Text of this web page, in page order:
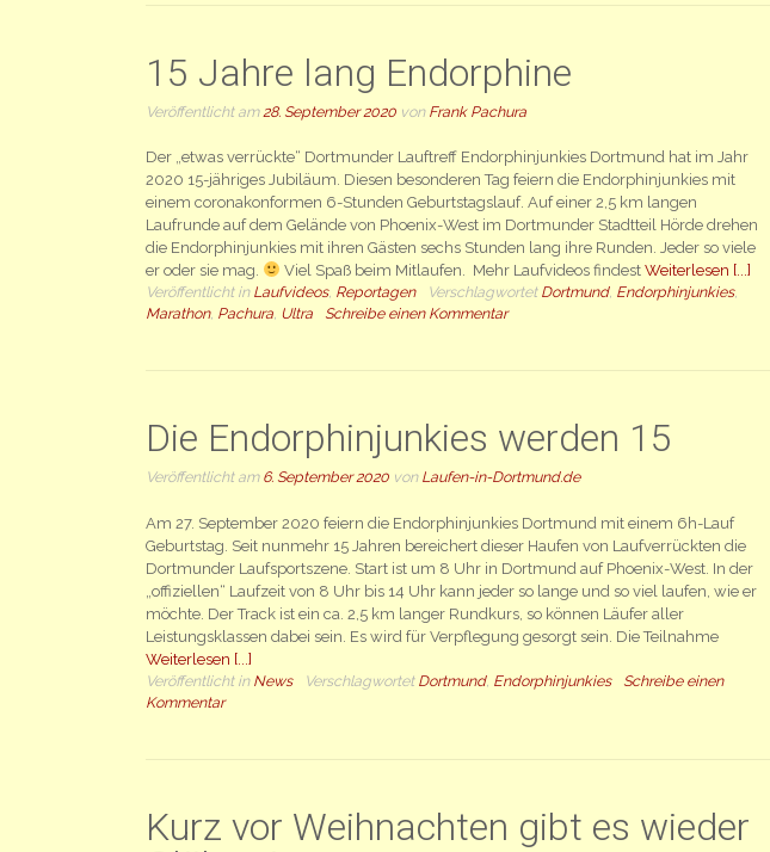
15 Jahre lang Endorphine
Veröffentlicht am 28. September 2020 von Frank Pachura
Der „etwas verrückte“ Dortmunder Lauftreff Endorphinjunkies Dortmund hat im Jahr
2020 15-jähriges Jubiläum. Diesen besonderen Tag feiern die Endorphinjunkies mit
einem coronakonformen 6-Stunden Geburtstagslauf. Auf einer 2,5 km langen
Laufrunde auf dem Gelände von Phoenix-West im Dortmunder Stadtteil Hörde drehen
die Endorphinjunkies mit ihren Gästen sechs Stunden lang ihre Runden. Jeder so viele
er oder sie mag.
Viel Spaß beim Mitlaufen. Mehr Laufvideos findest Weiterlesen [...]
Veröffentlicht in Laufvideos, Reportagen Verschlagwortet Dortmund, Endorphinjunkies,
Marathon, Pachura, Ultra Schreibe einen Kommentar
Die Endorphinjunkies werden 15
Veröffentlicht am 6. September 2020 von Laufen-in-Dortmund.de
Am 27. September 2020 feiern die Endorphinjunkies Dortmund mit einem 6h-Lauf
Geburtstag. Seit nunmehr 15 Jahren bereichert dieser Haufen von Laufverrückten die
Dortmunder Laufsportszene. Start ist um 8 Uhr in Dortmund auf Phoenix-West. In der
„offiziellen“ Laufzeit von 8 Uhr bis 14 Uhr kann jeder so lange und so viel laufen, wie er
möchte. Der Track ist ein ca. 2,5 km langer Rundkurs, so können Läufer aller
Leistungsklassen dabei sein. Es wird für Verpflegung gesorgt sein. Die Teilnahme
Weiterlesen [...]
Veröffentlicht in News Verschlagwortet Dortmund, Endorphinjunkies
Schreibe einen
Kommentar
Kurz vor Weihnachten gibt es wieder